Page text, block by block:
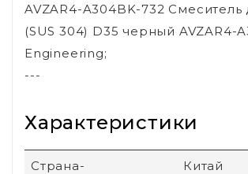
AVZAR4-A304BK-732 Смеситель
(SUS 304) D35 черный AVZAR4-
Engineering;
---
Характеристики
Страна-
Китай